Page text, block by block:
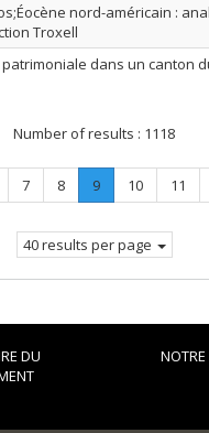
nord-américain :
Troxell
dans un canton
Number of results : 1118
Page
7 Page
8 Page
9.
Current
Page
10 Page
11
40 results per page
DU